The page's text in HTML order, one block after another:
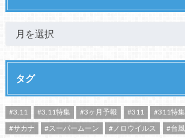
タグ
#3.11 #3.11特集 #3ヶ月予報 #311 #311特集
#サカナ
#スーパームーン #ノロウイルス #台風